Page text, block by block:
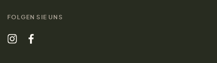
FOLGEN SIE UNS